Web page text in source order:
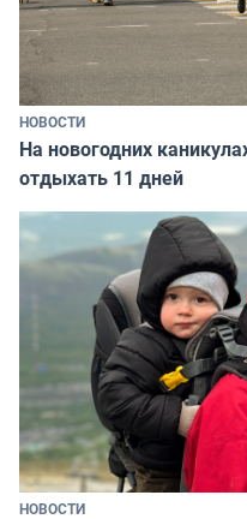
НОВОСТИ
На новогодних
отдыхать 11 дней
НОВОСТИ